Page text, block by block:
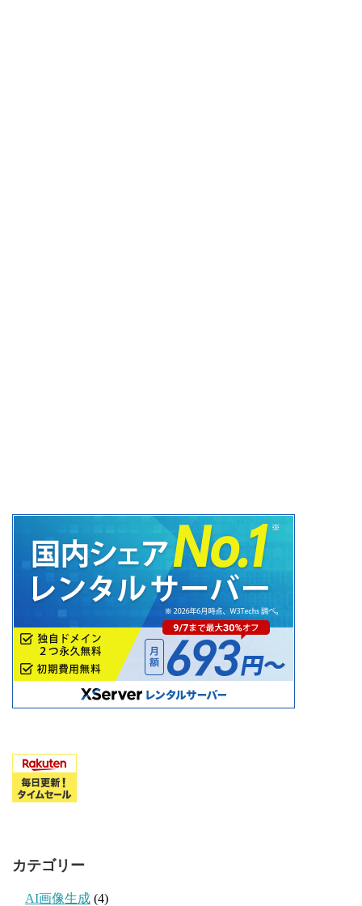
カテゴリー
AI画像生成 (4)